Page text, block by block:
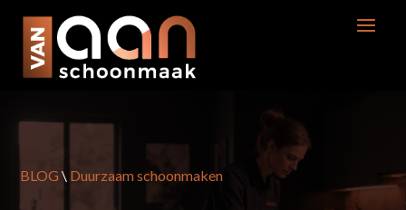
BLOG \ Duurzaam schoonmaken